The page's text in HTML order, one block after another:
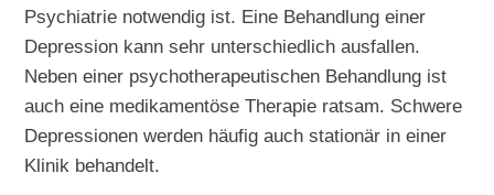
Psychiatrie notwendig ist. Eine Behandlung einer
Depression kann sehr unterschiedlich ausfallen.
Neben einer psychotherapeutischen Behandlung ist
auch eine medikamentöse Therapie ratsam. Schwere
Depressionen werden häufig auch stationär in einer
Klinik behandelt.